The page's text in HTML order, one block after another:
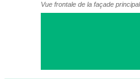
Vue frontale de la façade